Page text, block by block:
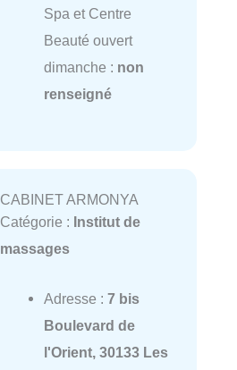
Spa et Centre
Beauté ouvert
dimanche : non
renseigné
CABINET ARMONYA
Catégorie : Institut de
massages
Adresse : 7 bis
Boulevard de
l'Orient, 30133 Les